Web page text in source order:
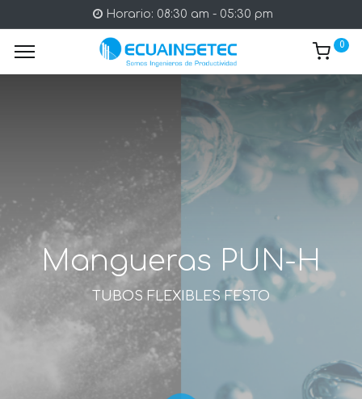
Horario: 08:30 am - 05:30 pm
0
Mangueras PUN-H
TUBOS FLEXIBLES FESTO